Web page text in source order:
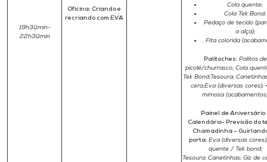
19h30min-
22h30min
Oficina: Criando e
recriando com EVA
Cola quente;
Cola Tek Bond;
Pedaço de tecido
a alça);
Fita colorida
Palitoches: Palitos de
picolé/churrasco; Cola
Tek Bond;Tesoura;
cera;Eva (diversas cores);
mimosa
Painel de Aniversário
Calendário- Previsão do
Chamadinha –
porta: Eva (diversas
quente / Tek bond;
Tesoura; Canetinhas; Giz de